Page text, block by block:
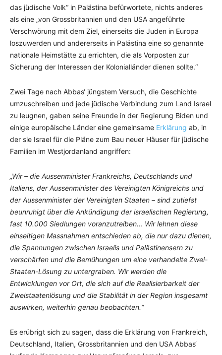
das jüdische Volk“ in Palästina befürwortete, nichts anderes
als eine „von Grossbritannien und den USA angeführte
Verschwörung mit dem Ziel, einerseits die Juden in Europa
loszuwerden und andererseits in Palästina eine so genannte
nationale Heimstätte zu errichten, die als Vorposten zur
Sicherung der Interessen der Kolonialländer dienen sollte.“
Zwei Tage nach Abbas‘ jüngstem Versuch, die Geschichte
umzuschreiben und jede jüdische Verbindung zum Land Israel
zu leugnen, gaben seine Freunde in der Regierung Biden und
einige europäische Länder eine gemeinsame Erklärung ab, in
der sie Israel für die Pläne zum Bau neuer Häuser für jüdische
Familien im Westjordanland angriffen:
„Wir – die Aussenminister Frankreichs, Deutschlands und
Italiens, der Aussenminister des Vereinigten Königreichs und
der Aussenminister der Vereinigten Staaten – sind zutiefst
beunruhigt über die Ankündigung der israelischen Regierung,
fast 10.000 Siedlungen voranzutreiben… Wir lehnen diese
einseitigen Massnahmen entschieden ab, die nur dazu dienen,
die Spannungen zwischen Israelis und Palästinensern zu
verschärfen und die Bemühungen um eine verhandelte Zwei-
Staaten-Lösung zu untergraben. Wir werden die
Entwicklungen vor Ort, die sich auf die Realisierbarkeit der
Zweistaatenlösung und die Stabilität in der Region insgesamt
auswirken, weiterhin genau beobachten.“
Es erübrigt sich zu sagen, dass die Erklärung von Frankreich,
Deutschland, Italien, Grossbritannien und den USA Abbas‘